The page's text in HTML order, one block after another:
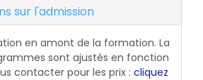
sur l'admission
en amont de la formation. La
sont ajustés en fonction
contacter pour les prix : cliquez